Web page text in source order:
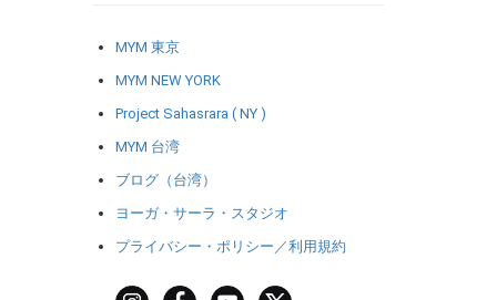
MYM 東京
MYM NEW YORK
Project Sahasrara ( NY )
MYM 台湾
ブログ（台湾）
ヨーガ・サーラ・スタジオ
プライバシー・ポリシー／利用規約